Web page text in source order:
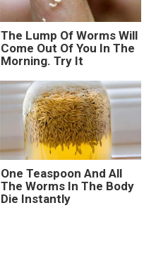
The Lump Of Worms Will
Come Out Of You In The
Morning. Try It
One Teaspoon And All
The Worms In The Body
Die Instantly